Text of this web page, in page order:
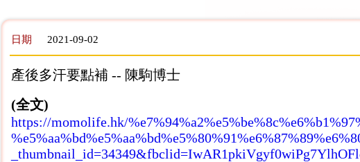
日期 2021-09-02
產後多汗要點補 -- 陳駒博士
(全文)
https://momolife.hk/